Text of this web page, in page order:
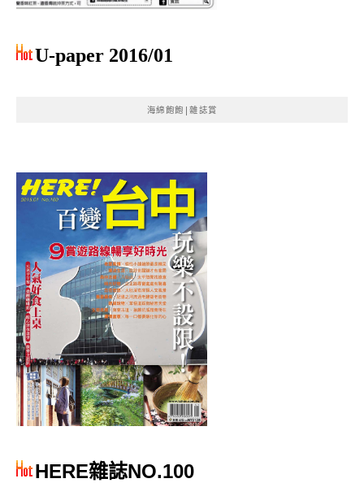
U-paper 2016/01
海綿飽飽|雜誌賞
HERE雜誌NO.100